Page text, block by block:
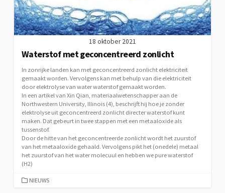
18 oktober 2021
Waterstof met geconcentreerd zonlicht
In zonrijke landen kan met geconcentreerd zonlicht elektriciteit
gemaakt worden. Vervolgens kan met behulp van die elektriciteit
door elektrolyse van water waterstof gemaakt worden.
In een artikel van Xin Qian, materiaal­weten­schapper aan de
Northwestern University, Illinois (4), beschrijft hij hoe je zonder
elektrolyse uit geconcentreerd zonlicht directer waterstof kunt
maken. Dat gebeurt in twee stappen met een metaaloxide als
tussenstof.
Door de hitte van het geconcentreerde zonlicht wordt het zuurstof
van het metaaloxide gehaald. Vervolgens pikt het (onedele) metaal
het zuurstof van het water molecuul en hebben we pure waterstof
(H2)
CATEGORIEËN
NIEUWS